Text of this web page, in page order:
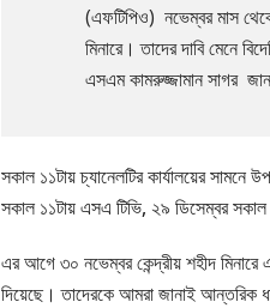
(এফটিপিও) নভেম্বর মাস
মিনারে। তাদের দাবি মেনে
এসএম কামরুজ্জামান সাগর
সকাল ১১টায় চ্যানেলটির কার্যালয়ের
সকাল ১১টায় এসএ টিভি, ২৯ ডিসেম্বর সকাল
এর আগে ৩০ নভেম্বর কেন্দ্রীয় শহীদ মিনারে
দিয়েছে। তাদেরকে আমরা জানাই আন্তরিক